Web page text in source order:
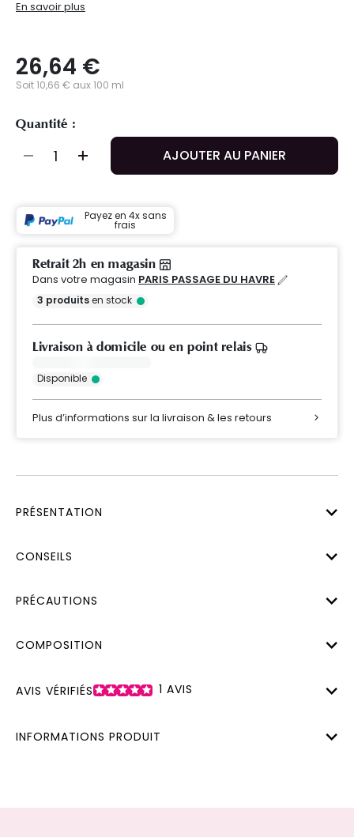
En savoir plus
26,64 €
Soit 10,66 € aux 100 ml
Quantité :
AJOUTER AU PANIER
Payez en 4x sans
frais
Retrait 2h en magasin
Dans votre magasin PARIS PASSAGE DU HAVRE
3 produitsen stock
Livraison à domicile ou en point relais
Disponible
Plus d’informations sur la livraison & les retours
PRÉSENTATION
CONSEILS
PRÉCAUTIONS
COMPOSITION
AVIS VÉRIFIÉS 1 AVIS
INFORMATIONS PRODUIT